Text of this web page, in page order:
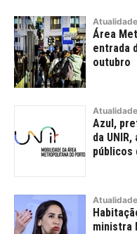
Atualidade
Área
entrada
outubro
Atualidade
Azul,
da
públicos
Atualidade
ministra